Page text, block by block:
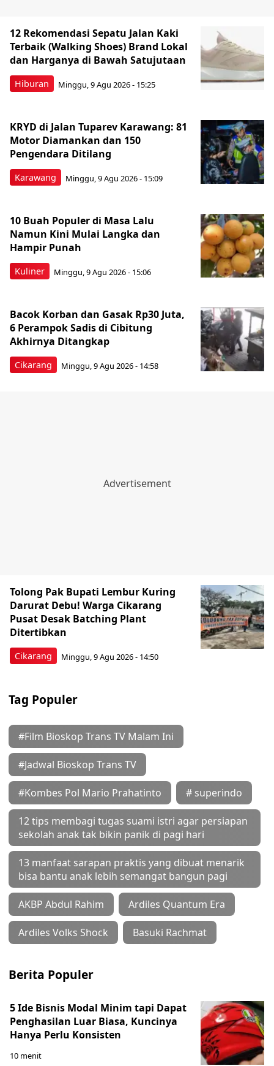
Hiburan
12 Rekomendasi Sepatu Jalan Kaki
Terbaik (Walking Shoes) Brand Lokal
dan Harganya di Bawah Satujutaan
Minggu, 9 Agu 2026 - 15:25
Karawang
KRYD di Jalan Tuparev Karawang: 81
Motor Diamankan dan 150
Pengendara Ditilang
Minggu, 9 Agu 2026 - 15:09
Kuliner
10 Buah Populer di Masa Lalu
Namun Kini Mulai Langka dan
Hampir Punah
Minggu, 9 Agu 2026 - 15:06
Cikarang
Bacok Korban dan Gasak Rp30 Juta,
6 Perampok Sadis di Cibitung
Akhirnya Ditangkap
Minggu, 9 Agu 2026 - 14:58
Cikarang
Tolong Pak Bupati Lembur Kuring
Darurat Debu! Warga Cikarang
Pusat Desak Batching Plant
Ditertibkan
Minggu, 9 Agu 2026 - 14:50
Tag Populer
#Film Bioskop Trans TV Malam Ini
#Jadwal Bioskop Trans TV
#Kombes Pol Mario Prahatinto # superindo
12 tips membagi tugas suami istri agar persiapan
sekolah anak tak bikin panik di pagi hari
13 manfaat sarapan praktis yang dibuat menarik
bisa bantu anak lebih semangat bangun pagi
AKBP Abdul Rahim Ardiles Quantum Era
Ardiles Volks Shock Basuki Rachmat
Berita Populer
5 Ide Bisnis Modal Minim tapi Dapat
Penghasilan Luar Biasa, Kuncinya
Hanya Perlu Konsisten
10 menit